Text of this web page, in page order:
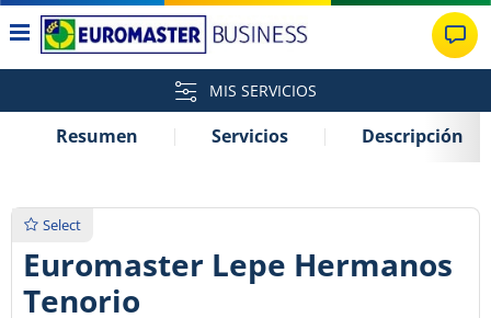
MIS SERVICIOS
Resumen Servicios Descripción
Select
Euromaster Lepe Hermanos
Tenorio